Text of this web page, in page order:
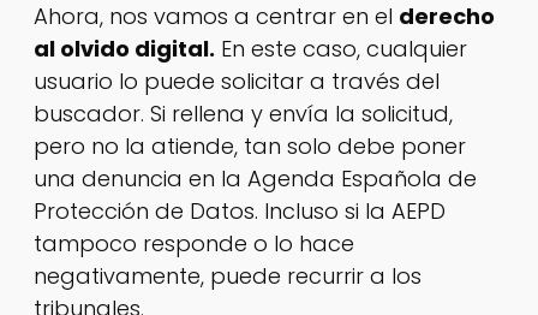
Ahora, nos vamos a centrar en el derecho
al olvido digital. En este caso, cualquier
usuario lo puede solicitar a través del
buscador. Si rellena y envía la solicitud,
pero no la atiende, tan solo debe poner
una denuncia en la Agenda Española de
Protección de Datos. Incluso si la AEPD
tampoco responde o lo hace
negativamente, puede recurrir a los
tribunales.